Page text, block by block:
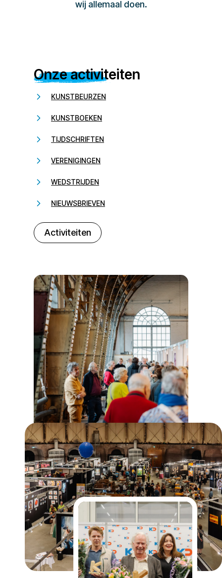
wij allemaal doen.
Onze activiteiten
KUNSTBEURZEN
KUNSTBOEKEN
TIJDSCHRIFTEN
VERENIGINGEN
WEDSTRIJDEN
NIEUWSBRIEVEN
Activiteiten
232323